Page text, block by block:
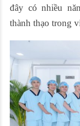
đây có nhiều
thành thạo trong